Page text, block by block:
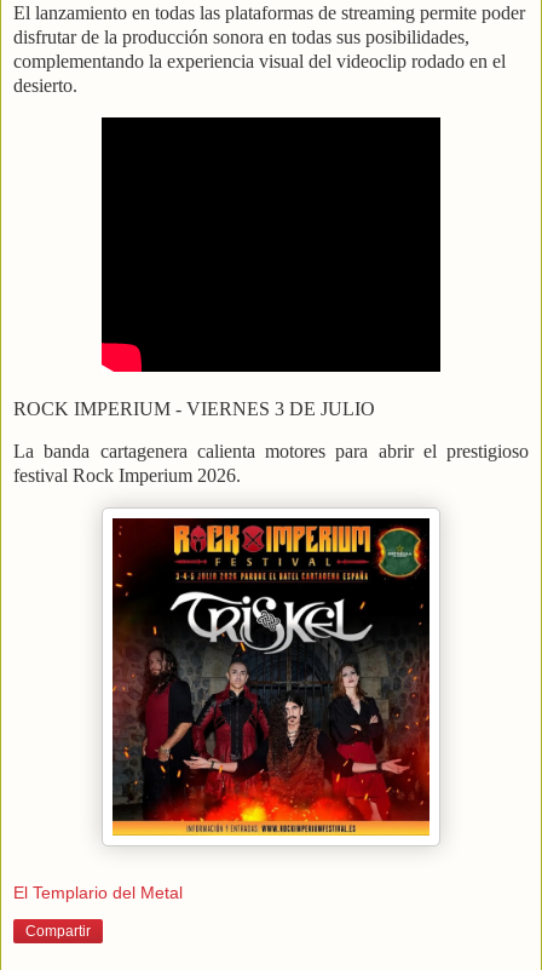
El lanzamiento en todas las plataformas de streaming permite poder
disfrutar de la producción sonora en todas sus posibilidades,
complementando la experiencia visual del videoclip rodado en el
desierto.
ROCK IMPERIUM - VIERNES 3 DE JULIO
La banda cartagenera calienta motores para abrir el prestigioso
festival Rock Imperium 2026.
El Templario del Metal
Compartir